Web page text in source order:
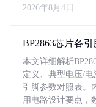
2026年8月4日
BP2863芯片各
本文详细解析
定义、典型电压/
引脚参数对照表。
用电路设计要点，